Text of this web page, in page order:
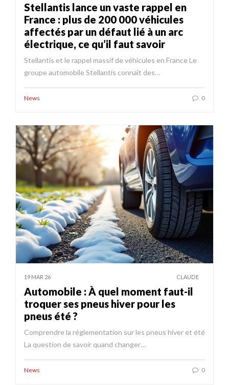
Stellantis lance un vaste rappel en
France : plus de 200 000 véhicules
affectés par un défaut lié à un arc
électrique, ce qu’il faut savoir
Stellantis et le rappel massif de véhicules en France Le
groupe automobile Stellantis connaît des…
News 0
19 MAR 26 CLAUDE
Automobile : À quel moment faut-il
troquer ses pneus hiver pour les
pneus été ?
Comprendre la réglementation sur les pneus hiver et été
La question de savoir quand changer…
News 0